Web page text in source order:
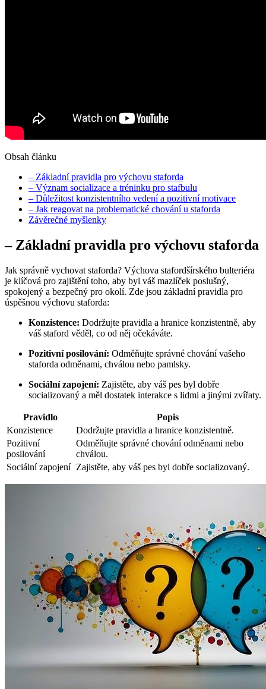
Obsah článku
– Základní pravidla pro výchovu staforda
– Význam socializace a tréninku pro stafbulu
– Důležitost konzistentního vedení a pozitivní motivace
– Jak reagovat na problematické chování u staforda
Závěrečné myšlenky
– Základní pravidla pro výchovu staforda
Jak správně vychovat staforda? Výchova stafordšírského bulteriéra
je klíčová pro zajištění toho, aby byl váš mazlíček poslušný,
spokojený a bezpečný pro okolí. Zde jsou základní pravidla pro
úspěšnou výchovu staforda:
Konzistence: Dodržujte pravidla a hranice konzistentně, aby
váš staford věděl, co od něj očekáváte.
Pozitivní posilování: Odměňujte správné chování vašeho
staforda odměnami, chválou nebo pamlsky.
Sociální zapojení: Zajistěte, aby váš pes byl dobře
socializovaný a měl dostatek interakce s lidmi a jinými zvířaty.
Pravidlo
Popis
Konzistence
Dodržujte pravidla a hranice konzistentně.
Pozitivní
posilování
Odměňujte správné chování odměnami nebo
chválou.
Sociální zapojení Zajistěte, aby váš pes byl dobře socializovaný.